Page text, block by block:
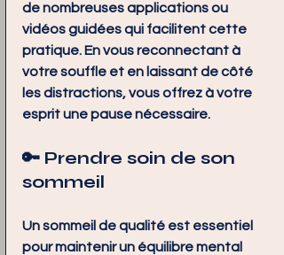
de nombreuses applications ou
vidéos guidées qui facilitent cette
pratique. En vous reconnectant à
votre souffle et en laissant de côté
les distractions, vous offrez à votre
esprit une pause nécessaire.
🔑 Prendre soin de son
sommeil
Un sommeil de qualité est essentiel
pour maintenir un équilibre mental